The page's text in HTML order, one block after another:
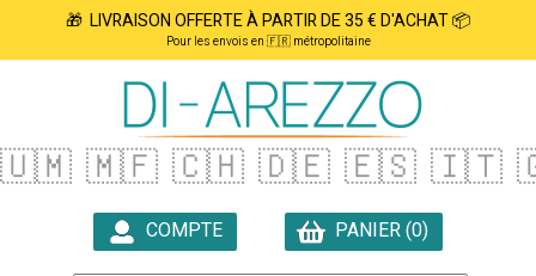
🎁 LIVRAISON OFFERTE À PARTIR DE 35 € D'ACHAT 📦
Pour les envois en 🇫🇷 métropolitaine
🇺🇲 🇲🇫 🇨🇭 🇩🇪 🇪🇸 🇮🇹
COMPTE
PANIER (0)